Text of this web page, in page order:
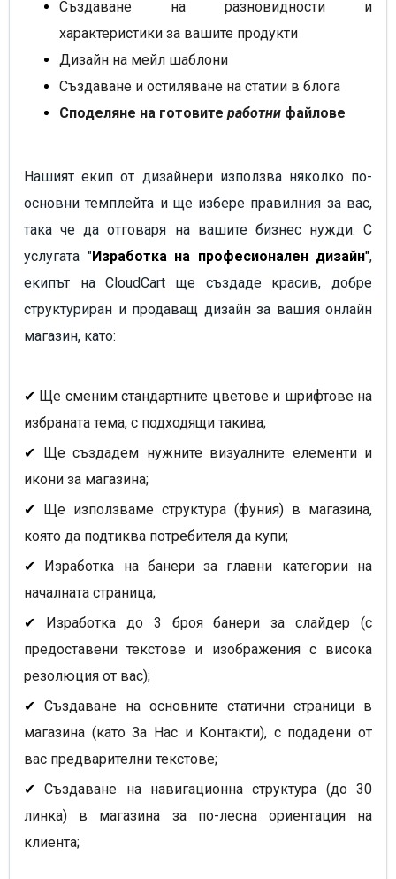
Създаване на разновидности и
характеристики за вашите продукти
Дизайн на мейл шаблони
Създаване и остиляване на статии в блога
Споделяне на готовите работни файлове
Нашият екип от дизайнери използва няколко по-
основни темплейта и ще избере правилния за вас,
така че да отговаря на вашите бизнес нужди. С
услугата "Изработка на професионален дизайн",
екипът на CloudCart ще създаде красив, добре
структуриран и продаващ дизайн за вашия онлайн
магазин, като:
✔ Ще сменим стандартните цветове и шрифтове на
избраната тема, с подходящи такива;
✔ Ще създадем нужните визуалните елементи и
икони за магазина;
✔ Ще използваме структура (фуния) в магазина,
която да подтиква потребителя да купи;
✔ Изработка на банери за главни категории на
началната страница;
✔ Изработка до 3 броя банери за слайдер (с
предоставени текстове и изображения с висока
резолюция от вас);
✔ Създаване на основните статични страници в
магазина (като За Нас и Контакти), с подадени от
вас предварителни текстове;
✔ Създаване на навигационна структура (до 30
линка) в магазина за по-лесна ориентация на
клиента;